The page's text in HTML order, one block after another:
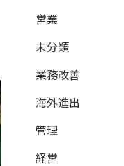
営業
未分類
業務改善
海外進出
管理
経営